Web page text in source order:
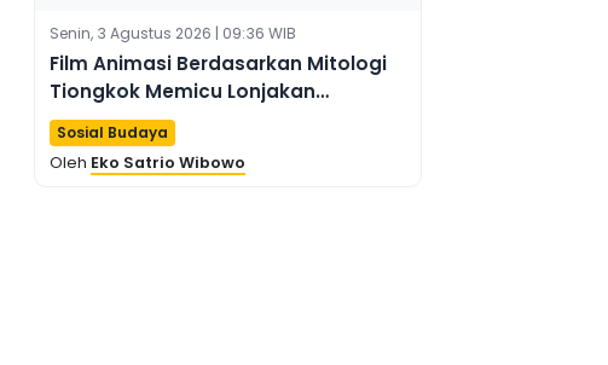
Senin, 3 Agustus 2026 | 09:36 WIB
Film Animasi Berdasarkan Mitologi
Tiongkok Memicu Lonjakan
Pariwisata di Shanxi
Sosial Budaya
Oleh Eko Satrio Wibowo